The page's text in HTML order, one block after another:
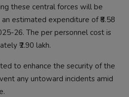
these central forces will be
estimated expenditure of ₹8.58
26. The per personnel cost is
₹2.90 lakh.
to enhance the security of the
any untoward incidents amid